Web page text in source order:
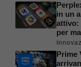
in un
attivo:
per
Prime